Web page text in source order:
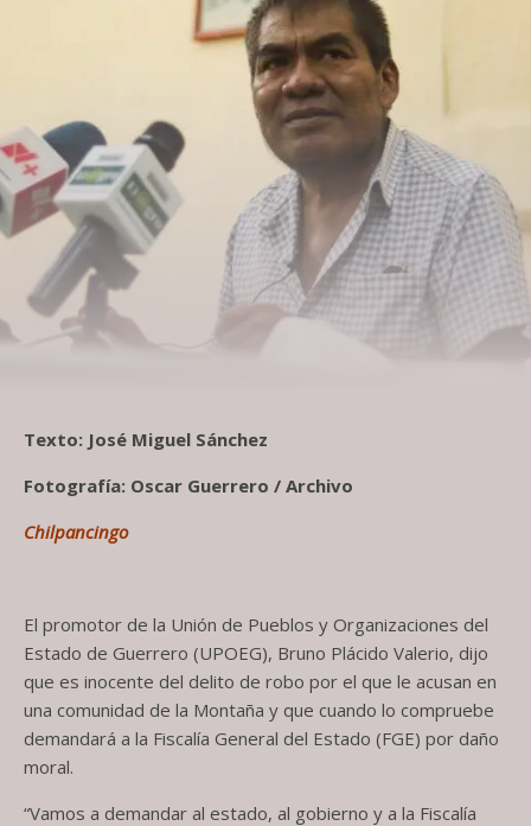
Texto: José Miguel Sánchez
Fotografía: Oscar Guerrero / Archivo
Chilpancingo
El promotor de la Unión de Pueblos y Organizaciones del
Estado de Guerrero (UPOEG), Bruno Plácido Valerio, dijo
que es inocente del delito de robo por el que le acusan en
una comunidad de la Montaña y que cuando lo compruebe
demandará a la Fiscalía General del Estado (FGE) por daño
moral.
“Vamos a demandar al estado, al gobierno y a la Fiscalía